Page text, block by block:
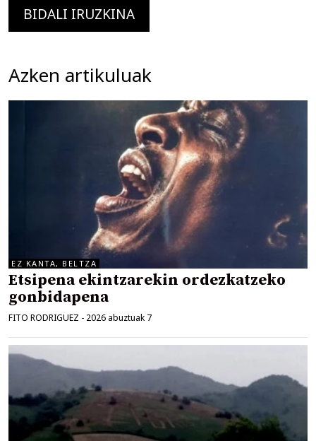
Azken artikuluak
EZ KANTA, BELTZA
Etsipena ekintzarekin ordezkatzeko
gonbidapena
FITO RODRIGUEZ - 2026 abuztuak 7